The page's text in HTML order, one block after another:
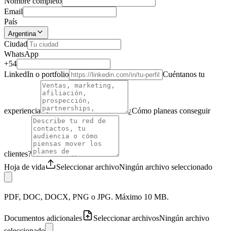
Email
País
Argentina
Ciudad
WhatsApp
+54
LinkedIn o portfolio
Cuéntanos tu
experiencia ¿Cómo planeas conseguir
clientes?
Hoja de vida
Seleccionar archivoNingún archivo seleccionado
PDF, DOC, DOCX, PNG o JPG. Máximo 10 MB.
Documentos adicionales Seleccionar archivosNingún archivo